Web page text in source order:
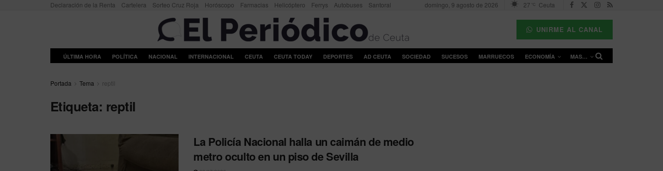
Declaración de la Renta Cartelera Sorteo Cruz Roja Horóscopo Farmacias Helicóptero Ferrys Autobuses Santoral domingo, 9 agosto de 2026 27 °C Ceuta
UNIRME AL CANAL
ÚLTIMA HORA POLÍTICA NACIONAL INTERNACIONAL CEUTA CEUTA TODAY DEPORTES AD CEUTA SOCIEDAD SUCESOS MARRUECOS ECONOMÍA MAS…
Portada Tema reptil
Etiqueta: reptil
La Policía Nacional halla un caimán de medio
metro oculto en un piso de Sevilla